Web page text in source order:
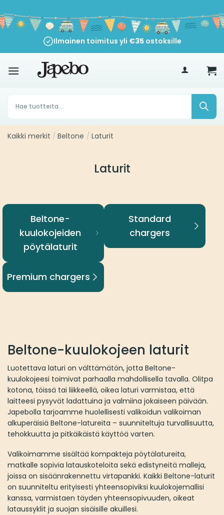
sisältöön
Ilmainen toimitus yli €35ostoksille
Products
search
Kaikki merkit / Beltone / Laturit
Laturit
Beltone-
kuulokojeiden
pöytälaturit
Standard
chargers
Premium chargers
Beltone-kuulokojeen laturit
Luotettava laturi on välttämätön, jotta Beltone-
kuulokojeesi toimivat parhaalla mahdollisella tavalla. Olitpa
kotona, töissä tai liikkeellä, oikea laturi varmistaa, että
laitteesi pysyvät ladattuina ja valmiina jokaiseen päivään.
Japebolla tarjoamme huolellisesti valikoidun valikoiman
alkuperäisiä Beltone-latureita – suunniteltuja turvallisuutta,
tehokkuutta ja pitkäikäistä käyttöä varten.
Valikoimamme sisältää kompakteja pöytälatureita,
matkalle sopivia latauskoteloita sekä edistyneitä malleja,
joissa on sisäänrakennettu virtapankki. Kaikki Beltone-laturit
on suunniteltu erityisesti yhteensopiviksi kuulokojemallisi
kanssa, varmistaen täyden yhteensopivuuden, oikeat
lataussyklit ja suojan sisäisille akuillesi.